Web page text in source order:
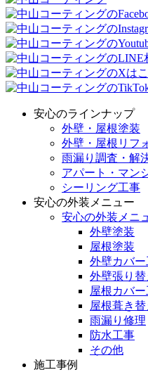
安心のラインナップ
外壁・屋根塗装
外壁・屋根リフ
雨漏り調査・解
アパート・マン
シーリング工事
安心の外装メニュー
安心の外装メニ
外壁塗装
屋根塗装
外壁カバ
外壁張り替
屋根カバ
屋根葺き替
雨漏り修理
防水工事
その他
施工事例